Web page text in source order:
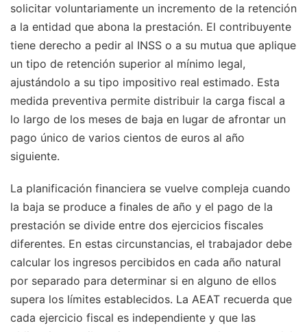
solicitar voluntariamente un incremento de la retención
a la entidad que abona la prestación. El contribuyente
tiene derecho a pedir al INSS o a su mutua que aplique
un tipo de retención superior al mínimo legal,
ajustándolo a su tipo impositivo real estimado. Esta
medida preventiva permite distribuir la carga fiscal a
lo largo de los meses de baja en lugar de afrontar un
pago único de varios cientos de euros al año
siguiente.
La planificación financiera se vuelve compleja cuando
la baja se produce a finales de año y el pago de la
prestación se divide entre dos ejercicios fiscales
diferentes. En estas circunstancias, el trabajador debe
calcular los ingresos percibidos en cada año natural
por separado para determinar si en alguno de ellos
supera los límites establecidos. La AEAT recuerda que
cada ejercicio fiscal es independiente y que las